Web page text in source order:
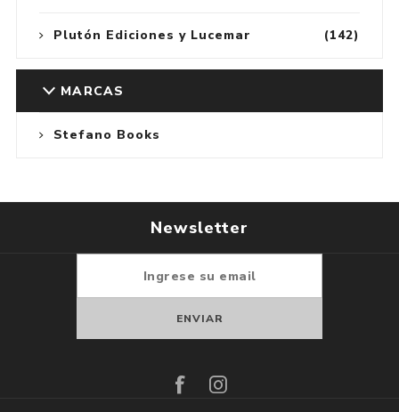
(142)
Plutón Ediciones y Lucemar
MARCAS
Stefano Books
Newsletter